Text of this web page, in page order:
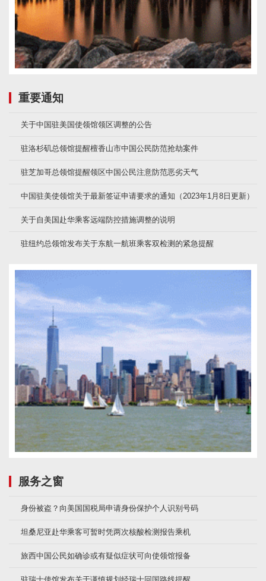
重要通知
关于中国驻美国使领馆领区调整的公告
驻洛杉矶总领馆提醒檀香山市中国公民防范抢劫案件
驻芝加哥总领馆提醒领区中国公民注意防范恶劣天气
中国驻美使领馆关于最新签证申请要求的通知（2023年1月8日更新）
关于自美国赴华乘客远端防控措施调整的说明
驻纽约总领馆发布关于东航一航班乘客双检测的紧急提醒
服务之窗
身份被盗？向美国国税局申请身份保护个人识别号码
坦桑尼亚赴华乘客可暂时凭两次核酸检测报告乘机
旅西中国公民如确诊或有疑似症状可向使领馆报备